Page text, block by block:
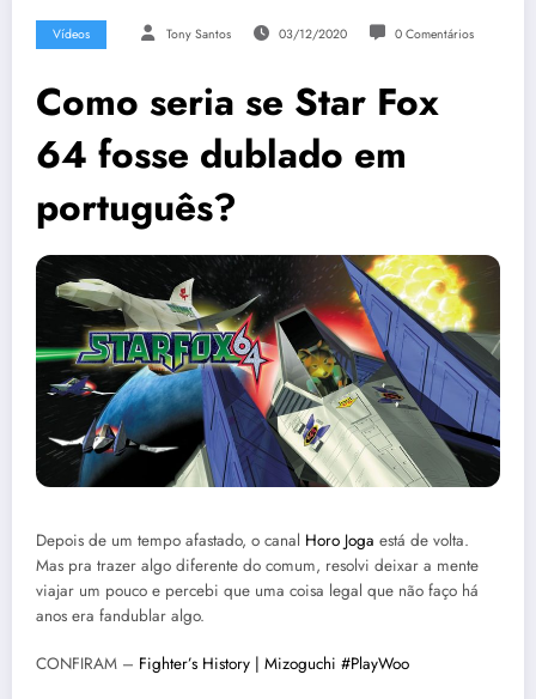
Vídeos Tony Santos 03/12/2020 0 Comentários
Como seria se Star Fox
64 fosse dublado em
português?
Depois de um tempo afastado, o canal Horo Joga está de volta.
Mas pra trazer algo diferente do comum, resolvi deixar a mente
viajar um pouco e percebi que uma coisa legal que não faço há
anos era fandublar algo.
CONFIRAM – Fighter’s History | Mizoguchi #PlayWoo